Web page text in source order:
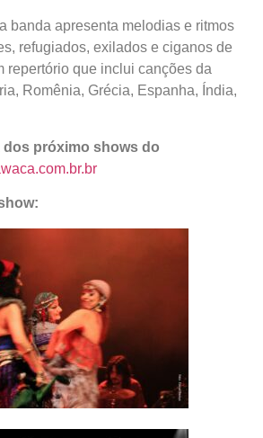
banda apresenta melodias e ritmos
refugiados, exilados e ciganos de
repertório que inclui canções da
Romênia, Grécia, Espanha, Índia,
dos próximo shows do